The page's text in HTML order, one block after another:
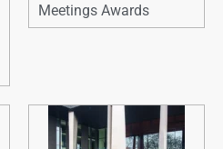
Meetings Awards